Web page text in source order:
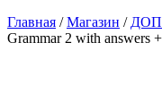
Главная /Магазин /
Grammar 2 with answers